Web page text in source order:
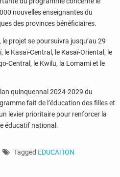
nouvelles enseignantes du
des provinces bénéficiaires.
projet se poursuivra jusqu’au 29
le Kasaï-Central, le Kasaï-Oriental, le
Central, le Kwilu, la Lomami et le
quinquennal 2024-2029 du
fait de l’éducation des filles et
levier prioritaire pour renforcer la
éducatif national.
Tagged EDUCATION